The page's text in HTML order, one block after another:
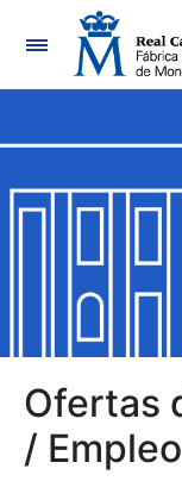
Mostrar/
Mostrar/
Mostrar/
Mostrar/Ocultar
Ofertas
/